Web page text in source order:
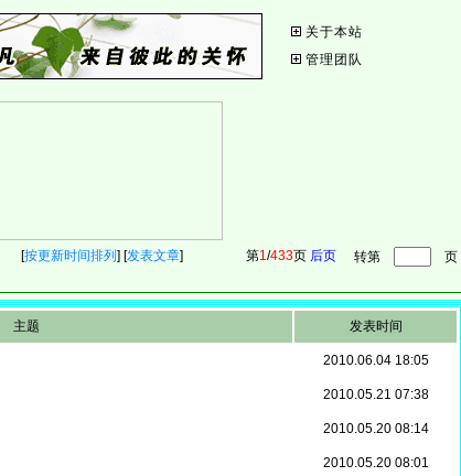
关于本站
管理团队
01 14:09] victoria [05-18 11:27] victoria [05-18 11:22] 戈壁红柳９１２ [05-08
[按更新时间排列 ] [发表文章] 第1/433页 后页 转第
页
主题 发表时间
2010.06.04 18:05
2010.05.21 07:38
2010.05.20 08:14
2010.05.20 08:01